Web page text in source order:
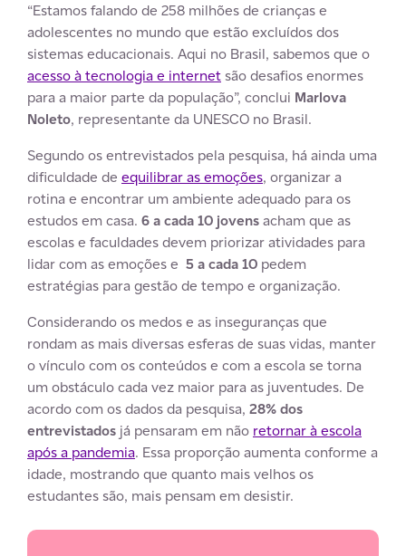
“Estamos falando de 258 milhões de crianças e
adolescentes no mundo que estão excluídos dos
sistemas educacionais. Aqui no Brasil, sabemos que o
acesso à tecnologia e internet são desafios enormes
para a maior parte da população”, conclui Marlova
Noleto, representante da UNESCO no Brasil.
Segundo os entrevistados pela pesquisa, há ainda uma
dificuldade de equilibrar as emoções, organizar a
rotina e encontrar um ambiente adequado para os
estudos em casa. 6 a cada 10 jovensacham que as
escolas e faculdades devem priorizar atividades para
lidar com as emoções e 5 a cada 10 pedem
estratégias para gestão de tempo e organização.
Considerando os medos e as inseguranças que
rondam as mais diversas esferas de suas vidas, manter
o vínculo com os conteúdos e com a escola se torna
um obstáculo cada vez maior para as juventudes. De
acordo com os dados da pesquisa, 28% dos
entrevistados já pensaram em não retornar à escola
após a pandemia. Essa proporção aumenta conforme a
idade, mostrando que quanto mais velhos os
estudantes são, mais pensam em desistir.